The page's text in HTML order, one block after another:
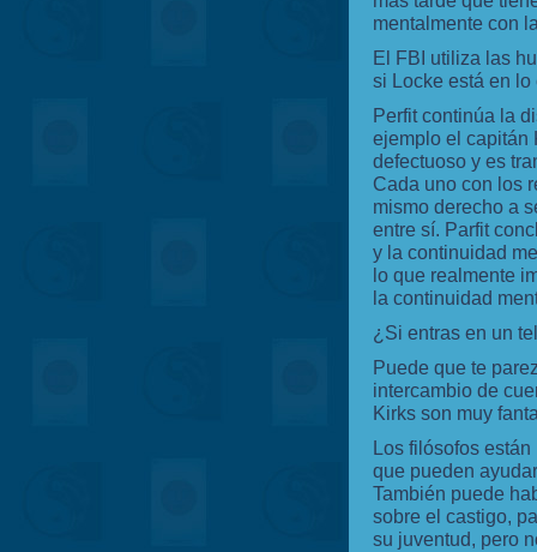
mentalmente con
El FBI utiliza las
si Locke está en lo
Perfit continúa la
ejemplo el capitán
defectuoso y es
Cada uno con los
mismo derecho a
entre sí. Parfit
y la continuidad
lo que realmente
la continuidad
¿Si entras en un
Puede que te
intercambio de
Kirks son muy
Los filósofos
que pueden
También puede
sobre el castigo,
su juventud, pero